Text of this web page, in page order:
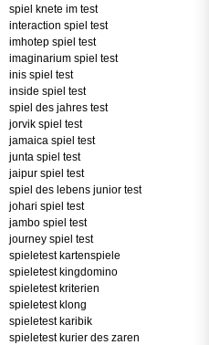
spiel knete im test
interaction spiel test
imhotep spiel test
imaginarium spiel test
inis spiel test
inside spiel test
spiel des jahres test
jorvik spiel test
jamaica spiel test
junta spiel test
jaipur spiel test
spiel des lebens junior test
johari spiel test
jambo spiel test
journey spiel test
spieletest kartenspiele
spieletest kingdomino
spieletest kriterien
spieletest klong
spieletest karibik
spieletest kurier des zaren